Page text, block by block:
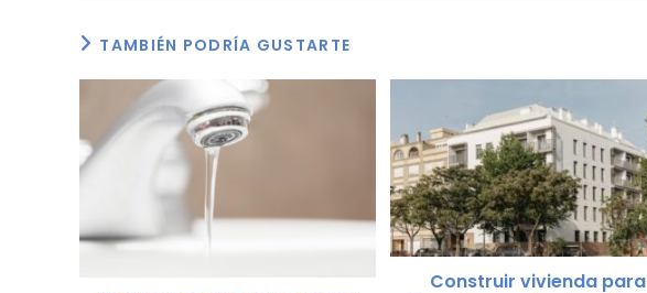
b
o
o
k
A
p
p
ar
tir
TAMBIÉN PODRÍA GUSTARTE
Construir vivienda para